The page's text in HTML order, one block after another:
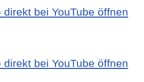
direkt bei YouTube öffnen
direkt bei YouTube öffnen